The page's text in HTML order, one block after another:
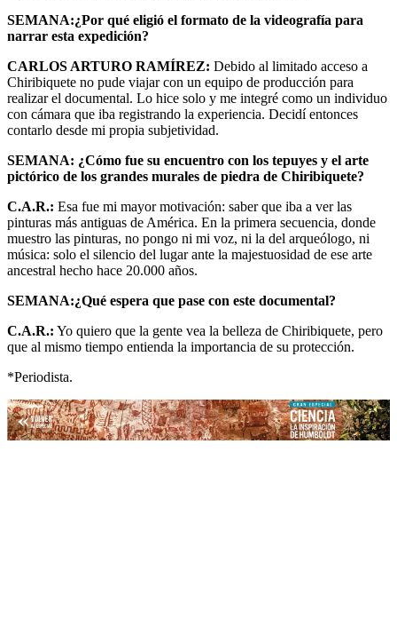
SEMANA:¿Por qué eligió el formato de la videografía para
narrar esta expedición?
CARLOS ARTURO RAMÍREZ: Debido al limitado acceso a
Chiribiquete no pude viajar con un equipo de producción para
realizar el documental. Lo hice solo y me integré como un individuo
con cámara que iba registrando la experiencia. Decidí entonces
contarlo desde mi propia subjetividad.
SEMANA: ¿Cómo fue su encuentro con los tepuyes y el arte
pictórico de los grandes murales de piedra de Chiribiquete?
C.A.R.: Esa fue mi mayor motivación: saber que iba a ver las
pinturas más antiguas de América. En la primera secuencia, donde
muestro las pinturas, no pongo ni mi voz, ni la del arqueólogo, ni
música: solo el silencio del lugar ante la majestuosidad de ese arte
ancestral hecho hace 20.000 años.
SEMANA:¿Qué espera que pase con este documental?
C.A.R.: Yo quiero que la gente vea la belleza de Chiribiquete, pero
que al mismo tiempo entienda la importancia de su protección.
*Periodista.